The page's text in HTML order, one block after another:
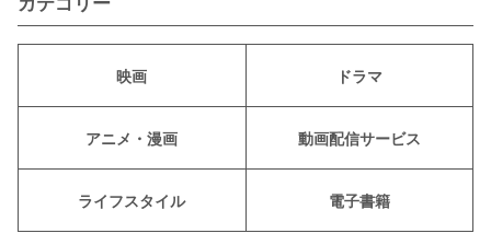
映画 ドラマ
アニメ・漫画 動画配信サービス
ライフスタイル 電子書籍